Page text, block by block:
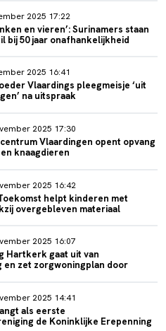
2025 17:22
en vieren’: Surinamers staan
bij 50 jaar onafhankelijkheid
2025 16:41
Vlaardings pleegmeisje ‘uit
na uitspraak
2025 17:30
Vlaardingen opent opvang
knaagdieren
2025 16:42
helpt kinderen met
overgebleven materiaal
2025 16:07
Hartkerk gaat uit van
en zet zorgwoningplan door
2025 14:41
als eerste
de Koninklijke Erepenning